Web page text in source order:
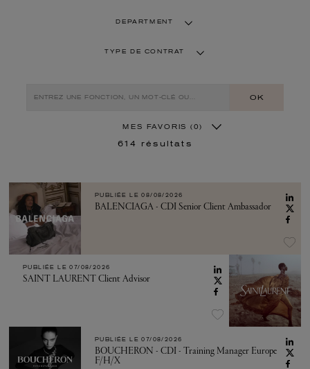
DEPARTMENT
TYPE DE CONTRAT
OK
MES FAVORIS (0)
614 résultats
PUBLIÉE LE 08/08/2026
BALENCIAGA - CDI Senior Client Ambassador
PUBLIÉE LE 07/08/2026
SAINT LAURENT Client Advisor
PUBLIÉE LE 07/08/2026
BOUCHERON - CDI - Training Manager Europe
F/H/X